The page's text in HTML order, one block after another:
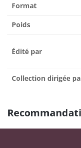
Format
Poids
Édité par
Collection dirigée